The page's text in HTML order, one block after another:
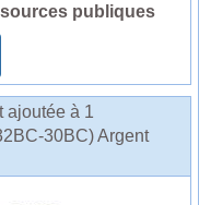
publiques
ajoutée à 1
30BC) Argent